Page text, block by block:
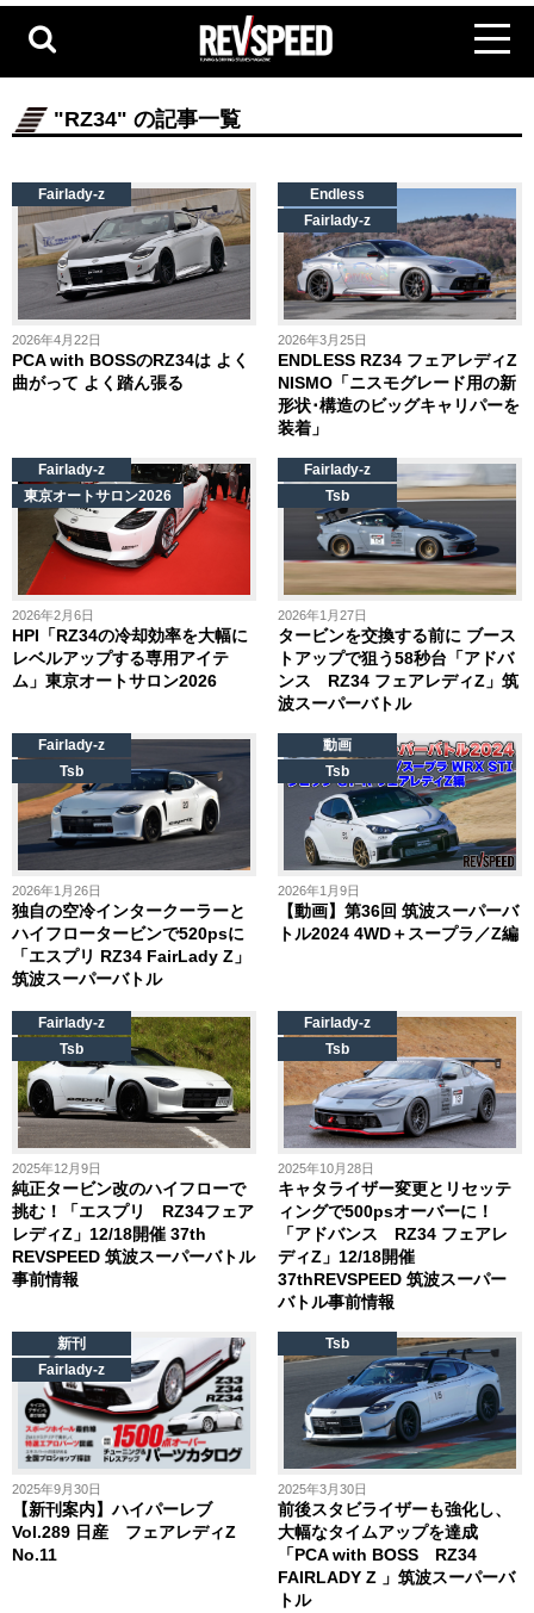
"RZ34" の記事一覧
2026年4月22日
PCA with BOSSのRZ34は よく
曲がって よく踏ん張る
Fairlady-z
2026年3月25日
ENDLESS RZ34 フェアレディZ
NISMO「ニスモグレード用の新
形状･構造のビッグキャリパーを
装着」
Endless
Fairlady-z
2026年2月6日
HPI「RZ34の冷却効率を大幅に
レベルアップする専用アイテ
ム」東京オートサロン2026
Fairlady-z
東京オートサロン2026
2026年1月27日
タービンを交換する前に ブース
トアップで狙う58秒台「アドバ
ンス RZ34 フェアレディZ」筑
波スーパーバトル
Fairlady-z
Tsb
2026年1月26日
独自の空冷インタークーラーと
ハイフロータービンで520psに
「エスプリ RZ34 FairLady Z」
筑波スーパーバトル
Fairlady-z
Tsb
2026年1月9日
【動画】第36回 筑波スーパーバ
トル2024 4WD＋スープラ／Z編
動画
Tsb
2025年12月9日
純正タービン改のハイフローで
挑む！「エスプリ RZ34フェア
レディZ」12/18開催 37th
REVSPEED 筑波スーパーバトル
事前情報
Fairlady-z
Tsb
2025年10月28日
キャタライザー変更とリセッテ
ィングで500psオーバーに！
「アドバンス RZ34 フェアレ
ディZ」12/18開催
37thREVSPEED 筑波スーパー
バトル事前情報
Fairlady-z
Tsb
2025年9月30日
【新刊案内】ハイパーレブ
Vol.289 日産 フェアレディZ
No.11
新刊
Fairlady-z
2025年3月30日
前後スタビライザーも強化し、
大幅なタイムアップを達成
「PCA with BOSS RZ34
FAIRLADY Z 」筑波スーパーバ
トル
Tsb